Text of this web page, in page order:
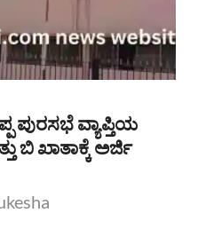
ಪುರಸಭೆ ವ್ಯಾಪ್ತಿಯ
ಬಿ ಖಾತಾಕ್ಕೆ ಅರ್ಜಿ